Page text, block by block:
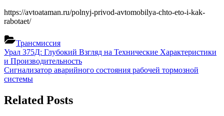
https://avtoataman.ru/polnyj-privod-avtomobilya-chto-eto-i-kak-
rabotaet/
Трансмиссия
Навигация
по
записям
Previous
Post:
Урал 375Д: Глубокий Взгляд на Технические Характеристики
и Производительность
Next
Post:
Сигнализатор аварийного состояния рабочей тормозной
системы
Related Posts